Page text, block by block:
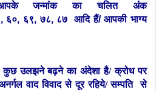
जन्मांक का चलित अंक
६०, ६९, ७८, ८७ आदि हैं/आपकी भाग्य
कुछ उलझने बढ़ने का अंदेशा है/ क्रोध पर
वाद विवाद से दूर रहिये/ सम्पति से